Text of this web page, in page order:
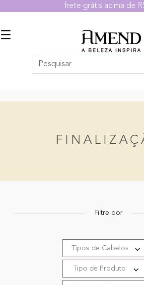
frete grátis acima de
☰
Filtre por
Tipos de Cabelos
Tipo de Produto